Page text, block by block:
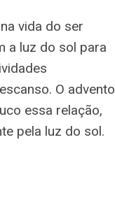
vida do ser
a luz do sol para
O advento
essa relação,
pela luz do sol.